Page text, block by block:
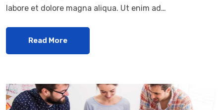
labore et dolore magna aliqua. Ut enim ad…
Read More